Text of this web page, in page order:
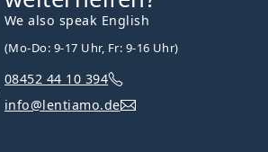
We also speak English
(Mo-Do: 9-17 Uhr, Fr: 9-16 Uhr)
08452 44 10 394
info@lentiamo.de